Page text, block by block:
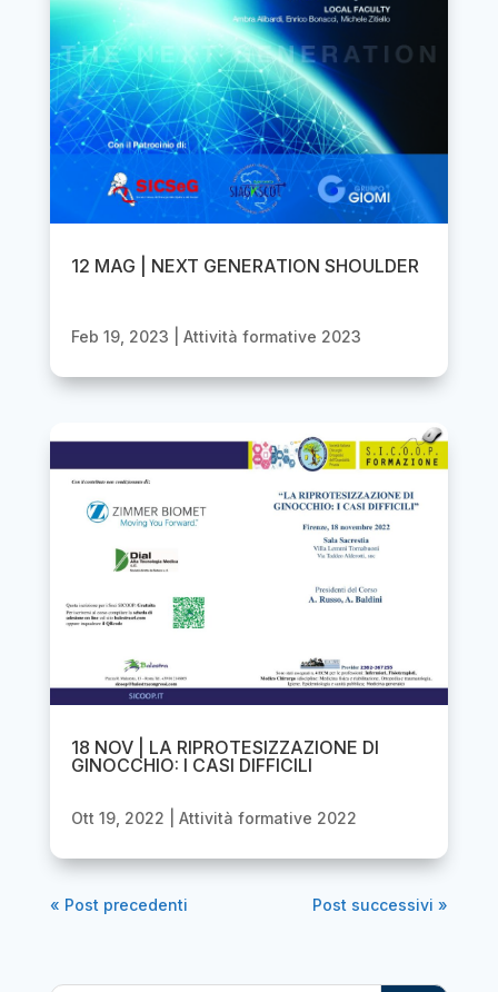
12 MAG | NEXT GENERATION SHOULDER
Feb 19, 2023 Attività formative 2023
18 NOV | LA RIPROTESIZZAZIONE DI
GINOCCHIO: I CASI DIFFICILI
Ott 19, 2022 Attività formative 2022
« Post precedenti Post successivi »